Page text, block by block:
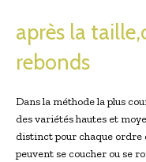
après la
rebonds
Dans la méthode la plus
des variétés hautes et
distinct pour chaque ordre
peuvent se coucher ou se